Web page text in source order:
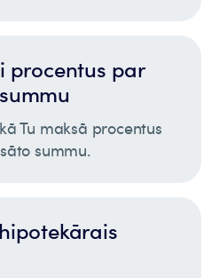
procentus par
Tu maksā procentus
summu.